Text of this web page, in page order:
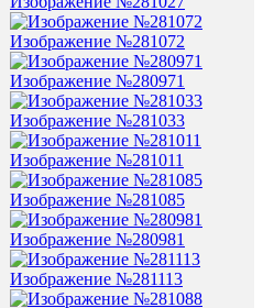
Изображение №281072
Изображение №280971
Изображение №281033
Изображение №281011
Изображение №281085
Изображение №280981
Изображение №281113